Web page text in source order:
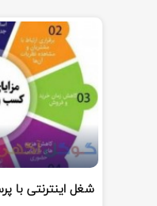
شغل اینترنتی با